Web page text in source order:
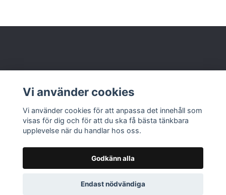
Läs mer
© 2026 Nolbox AB
Vi använder cookies
Vi använder cookies för att anpassa det innehåll som
visas för dig och för att du ska få bästa tänkbara
upplevelse när du handlar hos oss.
Godkänn alla
Endast nödvändiga